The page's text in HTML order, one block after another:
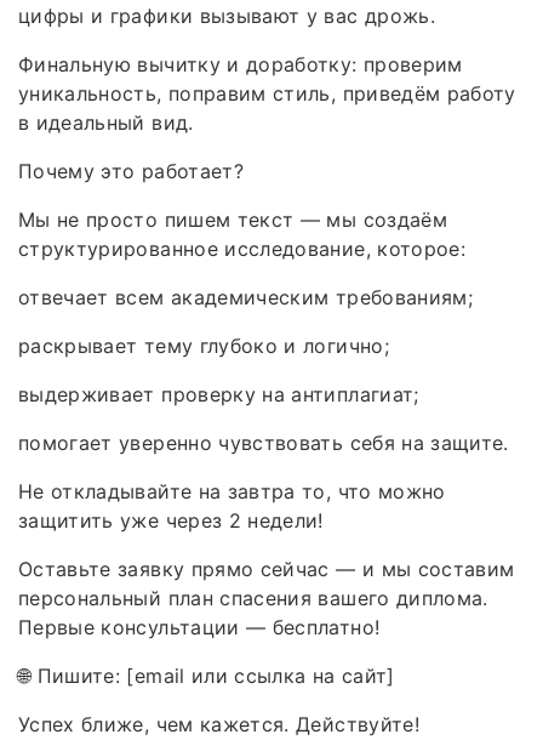
цифры и графики вызывают у вас дрожь.
Финальную вычитку и доработку: проверим
уникальность, поправим стиль, приведём работу
в идеальный вид.
Почему это работает?
Мы не просто пишем текст — мы создаём
структурированное исследование, которое:
отвечает всем академическим требованиям;
раскрывает тему глубоко и логично;
выдерживает проверку на антиплагиат;
помогает уверенно чувствовать себя на защите.
Не откладывайте на завтра то, что можно
защитить уже через 2 недели!
Оставьте заявку прямо сейчас — и мы составим
персональный план спасения вашего диплома.
Первые консультации — бесплатно!
🌐 Пишите: [email или ссылка на сайт]
Успех ближе, чем кажется. Действуйте!